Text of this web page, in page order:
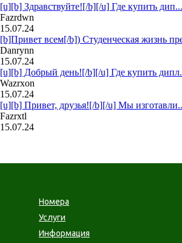
[u][b] Здравствуйте![/b][/u] Где купить дип...
Fazrdwn
15.07.24
[b]Привет всем[/b]) Студенческая жизнь
Danrynn
15.07.24
[u][b] Добрый день![/b][/u] Где купить
Wazrxon
15.07.24
[u][b] Привет, друзья![/b][/u] Мы
Fazrxtl
15.07.24
Номера
Услуги
Информация